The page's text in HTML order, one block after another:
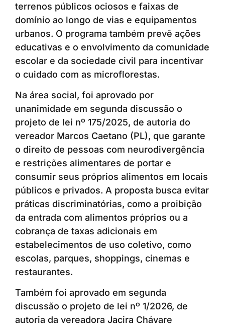
terrenos públicos ociosos e faixas de
domínio ao longo de vias e equipamentos
urbanos. O programa também prevê ações
educativas e o envolvimento da comunidade
escolar e da sociedade civil para incentivar
o cuidado com as microflorestas.
Na área social, foi aprovado por
unanimidade em segunda discussão o
projeto de lei nº 175/2025, de autoria do
vereador Marcos Caetano (PL), que garante
o direito de pessoas com neurodivergência
e restrições alimentares de portar e
consumir seus próprios alimentos em locais
públicos e privados. A proposta busca evitar
práticas discriminatórias, como a proibição
da entrada com alimentos próprios ou a
cobrança de taxas adicionais em
estabelecimentos de uso coletivo, como
escolas, parques, shoppings, cinemas e
restaurantes.
Também foi aprovado em segunda
discussão o projeto de lei nº 1/2026, de
autoria da vereadora Jacira Chávare